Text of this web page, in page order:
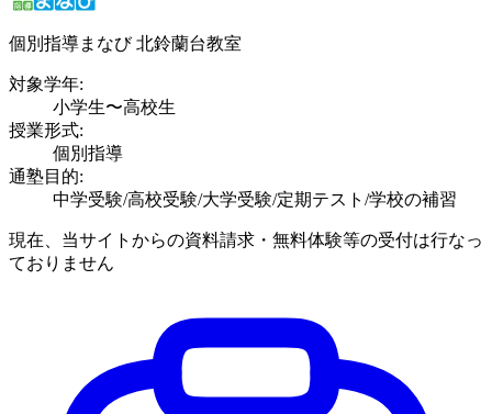
個別指導まなび 北鈴蘭台教室
対象学年:
小学生〜高校生
授業形式:
個別指導
通塾目的:
中学受験/高校受験/大学受験/定期テスト/学校の補習
現在、当サイトからの資料請求・無料体験等の受付は行なっ
ておりません